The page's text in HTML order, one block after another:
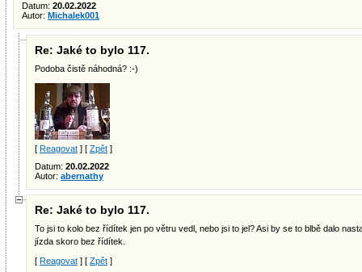
Datum: 20.02.2022
Autor: Michalek001
Re: Jaké to bylo 117.
Podoba čistě náhodná? :-)
[ Reagovat ] [ Zpět ]
Datum: 20.02.2022
Autor: abernathy
Re: Jaké to bylo 117.
To jsi to kolo bez řídítek jen po větru vedl, nebo jsi to jel? Asi by se to blbě dalo
jízda skoro bez řídítek.
[ Reagovat ] [ Zpět ]